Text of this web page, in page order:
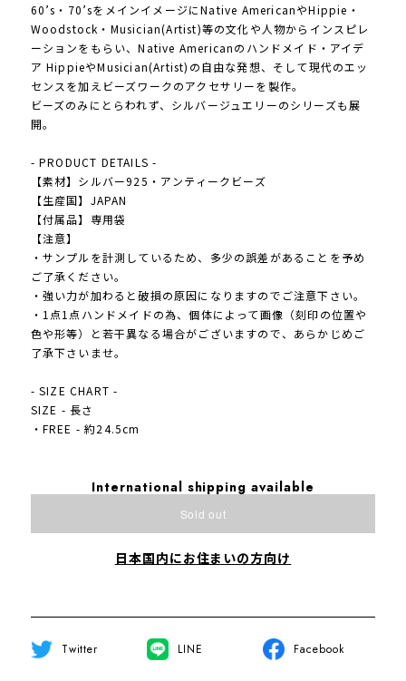
60’s・70’sをメインイメージにNative AmericanやHippie・
Woodstock・Musician(Artist)等の文化や人物からインスピレ
ーションをもらい、Native Americanのハンドメイド・アイデ
ア HippieやMusician(Artist)の自由な発想、そして現代のエッ
センスを加えビーズワークのアクセサリーを製作。
ビーズのみにとらわれず、シルバージュエリーのシリーズも展
開。
- PRODUCT DETAILS -
【素材】シルバー925・アンティークビーズ
【生産国】JAPAN
【付属品】専用袋
【注意】
・サンプルを計測しているため、多少の誤差があることを予め
ご了承ください。
・強い力が加わると破損の原因になりますのでご注意下さい。
・1点1点ハンドメイドの為、個体によって画像（刻印の位置や
色や形等）と若干異なる場合がございますので、あらかじめご
了承下さいませ。
- SIZE CHART -
SIZE - 長さ
・FREE - 約24.5cm
International shipping available
Sold out
日本国内にお住まいの方向け
Twitter LINE Facebook